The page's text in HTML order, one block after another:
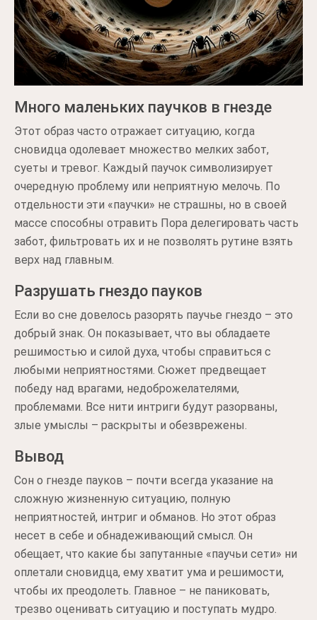
Много маленьких паучков в гнезде
Этот образ часто отражает ситуацию, когда
сновидца одолевает множество мелких забот,
суеты и тревог. Каждый паучок символизирует
очередную проблему или неприятную мелочь. По
отдельности эти «паучки» не страшны, но в своей
массе способны отравить Пора делегировать часть
забот, фильтровать их и не позволять рутине взять
верх над главным.
Разрушать гнездо пауков
Если во сне довелось разорять паучье гнездо – это
добрый знак. Он показывает, что вы обладаете
решимостью и силой духа, чтобы справиться с
любыми неприятностями. Сюжет предвещает
победу над врагами, недоброжелателями,
проблемами. Все нити интриги будут разорваны,
злые умыслы – раскрыты и обезврежены.
Вывод
Сон о гнезде пауков – почти всегда указание на
сложную жизненную ситуацию, полную
неприятностей, интриг и обманов. Но этот образ
несет в себе и обнадеживающий смысл. Он
обещает, что какие бы запутанные «паучьи сети» ни
оплетали сновидца, ему хватит ума и решимости,
чтобы их преодолеть. Главное – не паниковать,
трезво оценивать ситуацию и поступать мудро.